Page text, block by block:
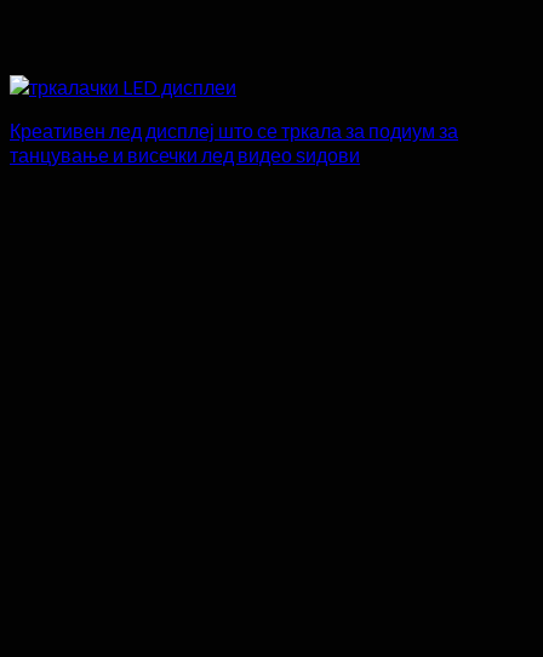
Креативен лед дисплеј што се тркала за подиум за
танцување и висечки лед видео ѕидови